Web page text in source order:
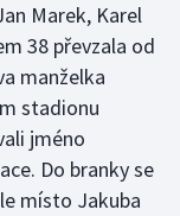
Marek, Karel
38 převzala od
manželka
stadionu
jméno
Do branky se
místo Jakuba